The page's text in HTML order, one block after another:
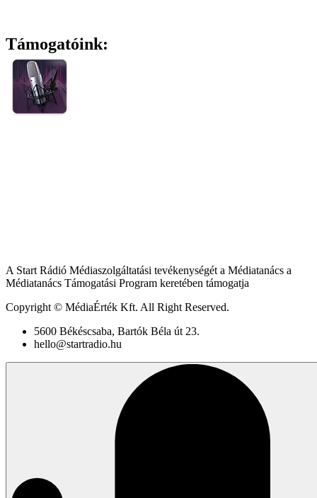
Támogatóink:
A Start Rádió Médiaszolgáltatási tevékenységét a Médiatanács a
Médiatanács Támogatási Program keretében támogatja
Copyright © MédiaÉrték Kft. All Right Reserved.
5600 Békéscsaba, Bartók Béla út 23.
hello@startradio.hu